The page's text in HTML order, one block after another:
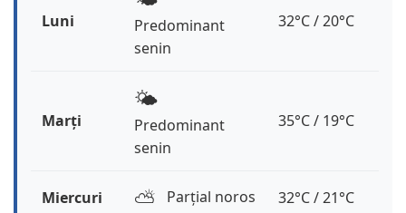
Luni
Predominant
senin
32°C / 20°C
Marți
🌤️
Predominant
senin
35°C / 19°C
Miercuri ⛅️ Parțial noros 32°C / 21°C